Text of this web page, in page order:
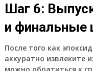
Шаг 6:
и финальные
После того как
аккуратно извлеките